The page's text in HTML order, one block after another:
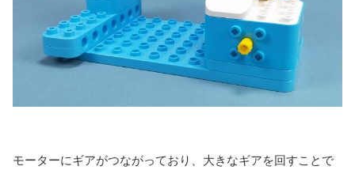
モーターにギアがつながっており、大きなギアを回すことで